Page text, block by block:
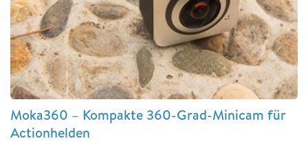
Moka360 – Kompakte 360-Grad-Minicam für
Actionhelden